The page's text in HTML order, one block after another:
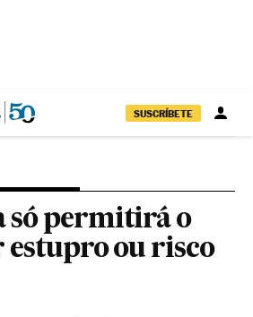
SUSCRÍBETE
só permitirá o
estupro ou risco